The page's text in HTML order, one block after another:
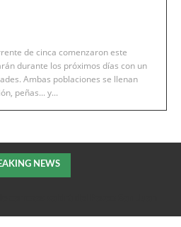
de cinca comenzaron este
durante los próximos días con un
Ambas poblaciones se llenan
peñas... y...
NEWS